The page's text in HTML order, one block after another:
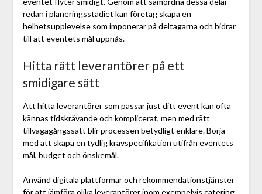
redan i planeringsstadiet kan företag skapa en
helhetsupplevelse som imponerar på deltagarna och bidrar
till att eventets mål uppnås.
Hitta rätt leverantörer på ett
smidigare sätt
Att hitta leverantörer som passar just ditt event kan ofta
kännas tidskrävande och komplicerat, men med rätt
tillvägagångssätt blir processen betydligt enklare. Börja
med att skapa en tydlig kravspecifikation utifrån eventets
mål, budget och önskemål.
Använd digitala plattformar och rekommendationstjänster
för att jämföra olika leverantörer inom exempelvis catering,